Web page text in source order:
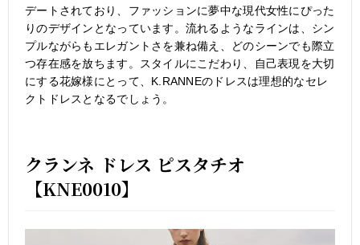
デートされており、ファッションに夢中な現代女性にぴった
りのデザインとなっています。流れるようなラインは、シン
プルながらもエレガントさを兼ね備え、どのシーンでも際立
つ存在感を放ちます。スタイルにこだわり、自己表現を大切
にする花嫁様にとって、K.RANNEのドレスは理想的なセレ
クトドレスとなるでしょう。
クランネ ドレス ピスタチオ
【KNE0010】